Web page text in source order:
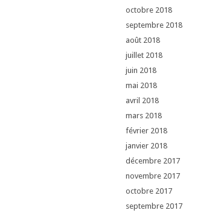
octobre 2018
septembre 2018
août 2018
juillet 2018
juin 2018
mai 2018
avril 2018
mars 2018
février 2018
janvier 2018
décembre 2017
novembre 2017
octobre 2017
septembre 2017